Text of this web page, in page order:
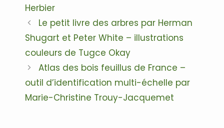
Herbier
Navigation
des
articles
Le petit livre des arbres par Herman
Shugart et Peter White – illustrations
couleurs de Tugce Okay
Atlas des bois feuillus de France –
outil d’identification multi-échelle par
Marie-Christine Trouy-Jacquemet